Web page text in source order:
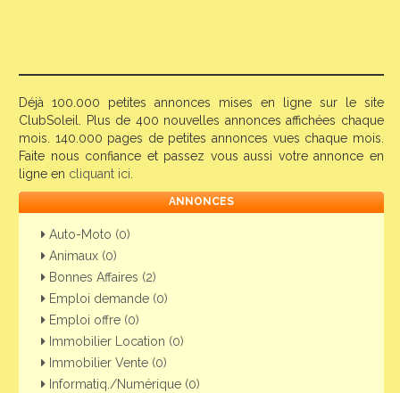
Déjà 100.000 petites annonces mises en ligne sur le site
ClubSoleil. Plus de 400 nouvelles annonces affichées chaque
mois. 140.000 pages de petites annonces vues chaque mois.
Faite nous confiance et passez vous aussi votre annonce en
ligne en cliquant ici
ANNONCES
Auto-Moto (0)
Animaux (0)
Bonnes Affaires (2)
Emploi demande (0)
Emploi offre (0)
Immobilier Location (0)
Immobilier Vente (0)
Informatiq./Numérique (0)